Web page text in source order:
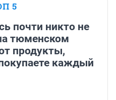
5
почти никто не
тюменском
продукты,
каждый